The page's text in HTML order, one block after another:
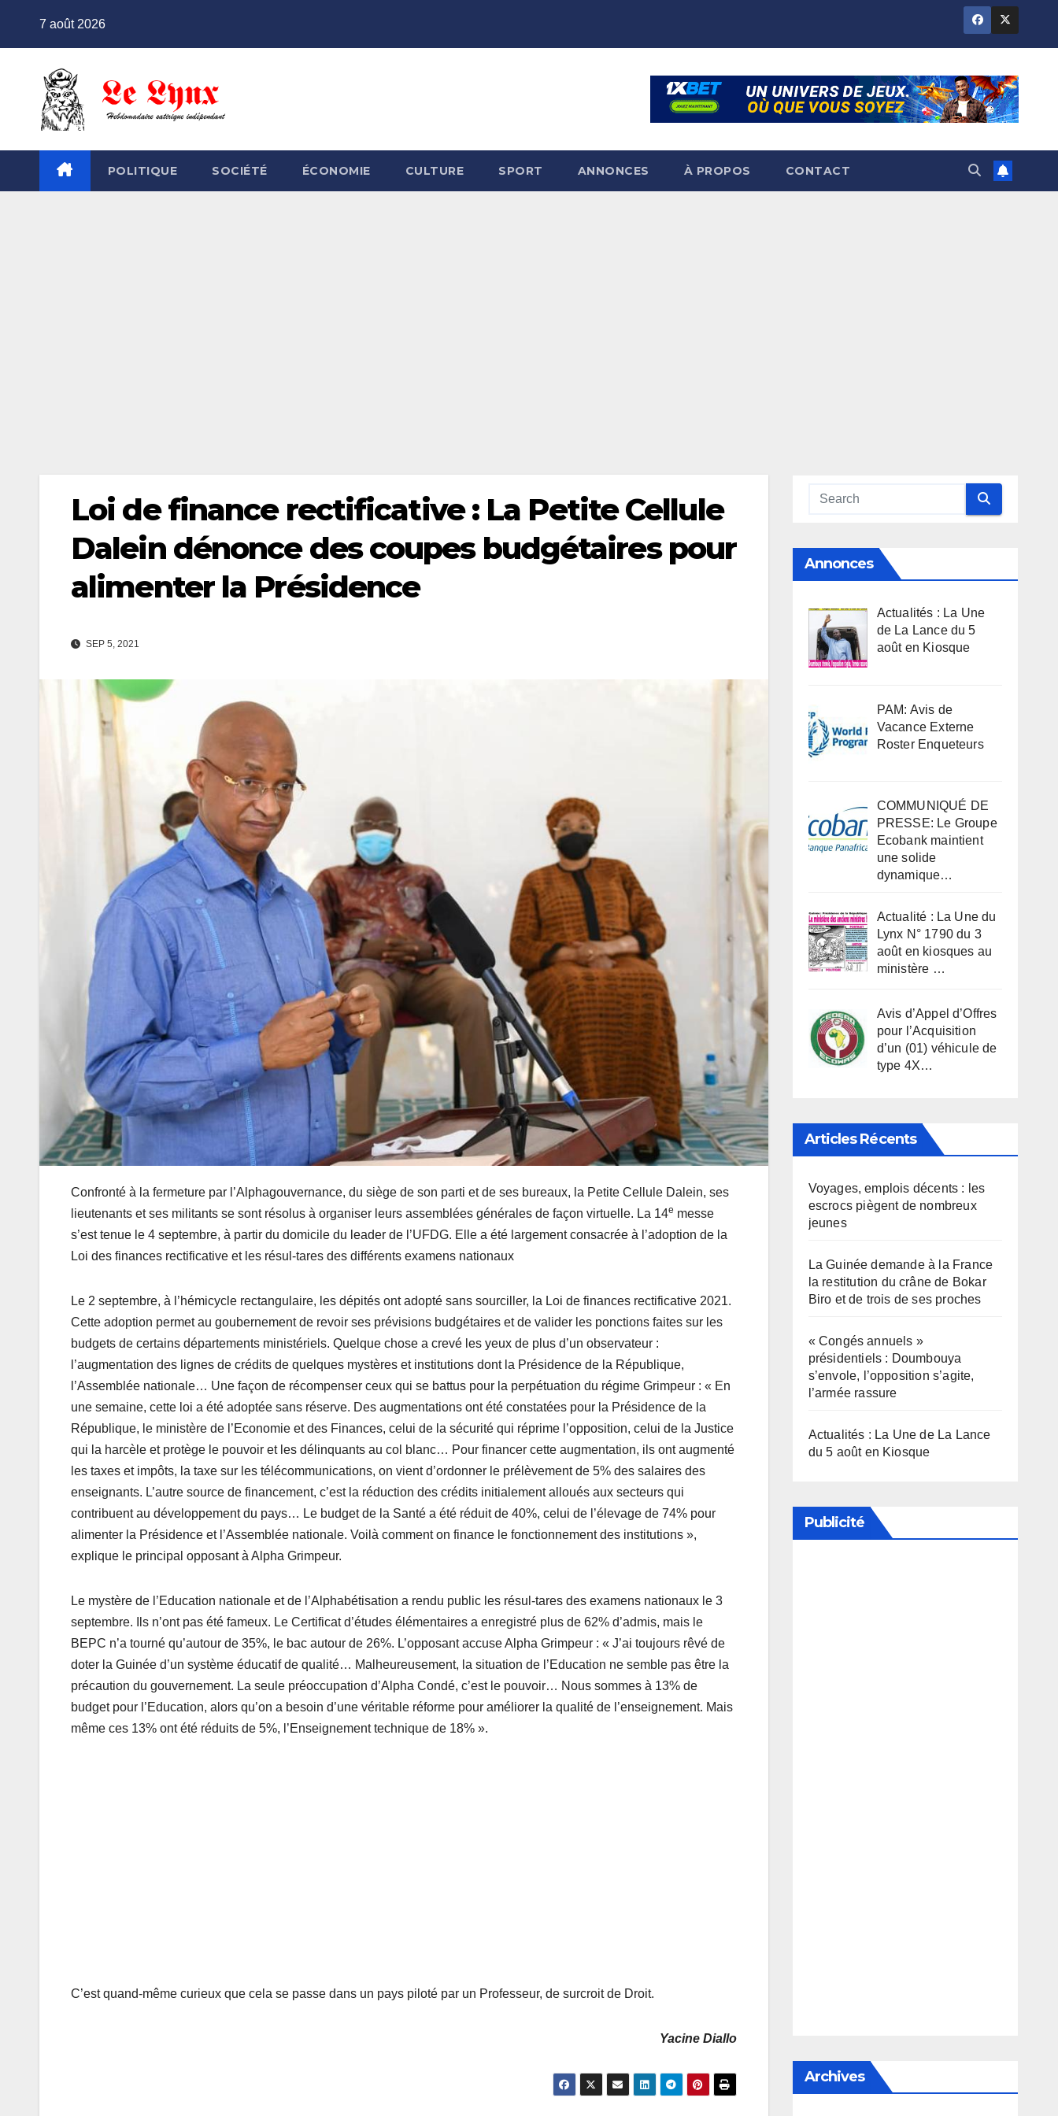
7 août 2026
POLITIQUE SOCIÉTÉ ÉCONOMIE CULTURE SPORT ANNONCES À PROPOS CONTACT
Loi de finance rectificative : La Petite Cellule
Dalein dénonce des coupes budgétaires pour
alimenter la Présidence
SEP 5, 2021
Confronté à la fermeture par l’Alphagouvernance, du siège de son parti et de ses bureaux, la Petite Cellule Dalein, ses
lieutenants et ses militants se sont résolus à organiser leurs assemblées générales de façon virtuelle. La 14e messe
s’est tenue le 4 septembre, à partir du domicile du leader de l’UFDG. Elle a été largement consacrée à l’adoption de la
Loi des finances rectificative et les résul-tares des différents examens nationaux
Le 2 septembre, à l’hémicycle rectangulaire, les dépités ont adopté sans sourciller, la Loi de finances rectificative 2021.
Cette adoption permet au goubernement de revoir ses prévisions budgétaires et de valider les ponctions faites sur les
budgets de certains départements ministériels. Quelque chose a crevé les yeux de plus d’un observateur :
l’augmentation des lignes de crédits de quelques mystères et institutions dont la Présidence de la République,
l’Assemblée nationale… Une façon de récompenser ceux qui se battus pour la perpétuation du régime Grimpeur : « En
une semaine, cette loi a été adoptée sans réserve. Des augmentations ont été constatées pour la Présidence de la
République, le ministère de l’Economie et des Finances, celui de la sécurité qui réprime l’opposition, celui de la Justice
qui la harcèle et protège le pouvoir et les délinquants au col blanc… Pour financer cette augmentation, ils ont augmenté
les taxes et impôts, la taxe sur les télécommunications, on vient d’ordonner le prélèvement de 5% des salaires des
enseignants. L’autre source de financement, c’est la réduction des crédits initialement alloués aux secteurs qui
contribuent au développement du pays… Le budget de la Santé a été réduit de 40%, celui de l’élevage de 74% pour
alimenter la Présidence et l’Assemblée nationale. Voilà comment on finance le fonctionnement des institutions »,
explique le principal opposant à Alpha Grimpeur.
Le mystère de l’Education nationale et de l’Alphabétisation a rendu public les résul-tares des examens nationaux le 3
septembre. Ils n’ont pas été fameux. Le Certificat d’études élémentaires a enregistré plus de 62% d’admis, mais le
BEPC n’a tourné qu’autour de 35%, le bac autour de 26%. L’opposant accuse Alpha Grimpeur : « J’ai toujours rêvé de
doter la Guinée d’un système éducatif de qualité… Malheureusement, la situation de l’Education ne semble pas être la
précaution du gouvernement. La seule préoccupation d’Alpha Condé, c’est le pouvoir… Nous sommes à 13% de
budget pour l’Education, alors qu’on a besoin d’une véritable réforme pour améliorer la qualité de l’enseignement. Mais
même ces 13% ont été réduits de 5%, l’Enseignement technique de 18% ».
C’est quand-même curieux que cela se passe dans un pays piloté par un Professeur, de surcroit de Droit.
Yacine Diallo
Annonces
Actualités : La Une
de La Lance du 5
août en Kiosque
PAM: Avis de
Vacance Externe
Roster Enqueteurs
COMMUNIQUÉ DE
PRESSE: Le Groupe
Ecobank maintient
une solide
dynamique…
Actualité : La Une du
Lynx N° 1790 du 3
août en kiosques au
ministère …
Avis d’Appel d’Offres
pour l’Acquisition
d’un (01) véhicule de
type 4X…
Articles Récents
Voyages, emplois décents : les
escrocs piègent de nombreux
jeunes
La Guinée demande à la France
la restitution du crâne de Bokar
Biro et de trois de ses proches
« Congés annuels »
présidentiels : Doumbouya
s’envole, l’opposition s’agite,
l’armée rassure
Actualités : La Une de La Lance
du 5 août en Kiosque
Publicité
Archives